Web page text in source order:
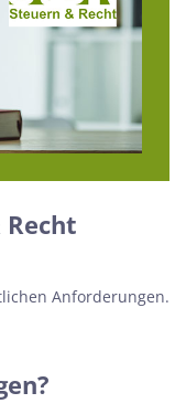
Recht
Anforderungen.